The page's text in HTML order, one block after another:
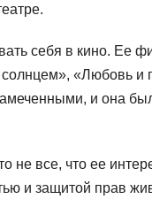
себя в кино. Ее
«Любовь и
и она
все, что ее
и защитой прав